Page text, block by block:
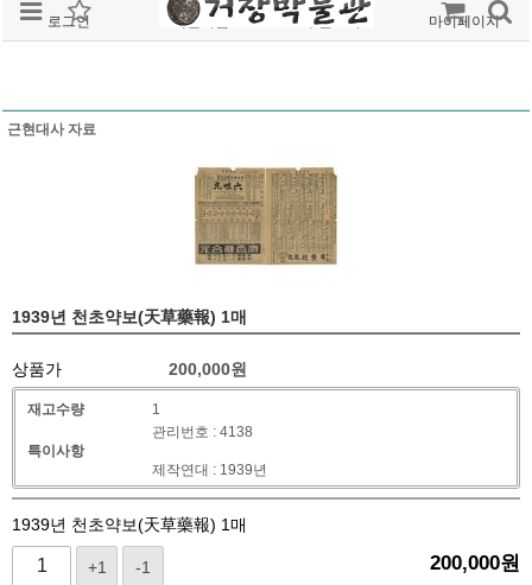
로그인 회원가입 주문조회 마이페이지
근현대사 자료
1939년 천초약보(天草藥報) 1매
상품가 200,000원
재고수량 1
특이사항
관리번호 : 4138
제작연대 : 1939년
1939년 천초약보(天草藥報) 1매
+1 -1 200,000원